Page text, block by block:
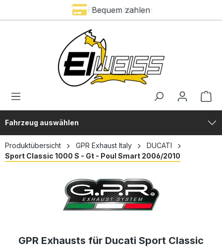
Premium Marken
Bequem zahlen
Fahrzeug auswählen
Produktübersicht GPR Exhaust Italy
DUCATI
Sport Classic 1000 S - Gt - Poul Smart 2006/2010
GPR Exhausts für Ducati Sport Classic